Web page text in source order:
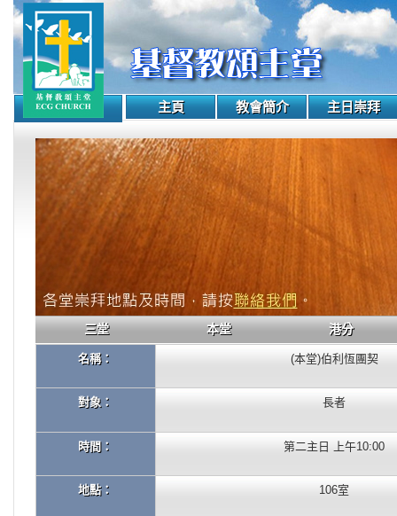
主頁 教會簡介 主日崇拜
三堂 本堂 港分
名稱： (本堂)伯利恆團契
對象： 長者
時間： 第二主日 上午10:00
地點： 106室